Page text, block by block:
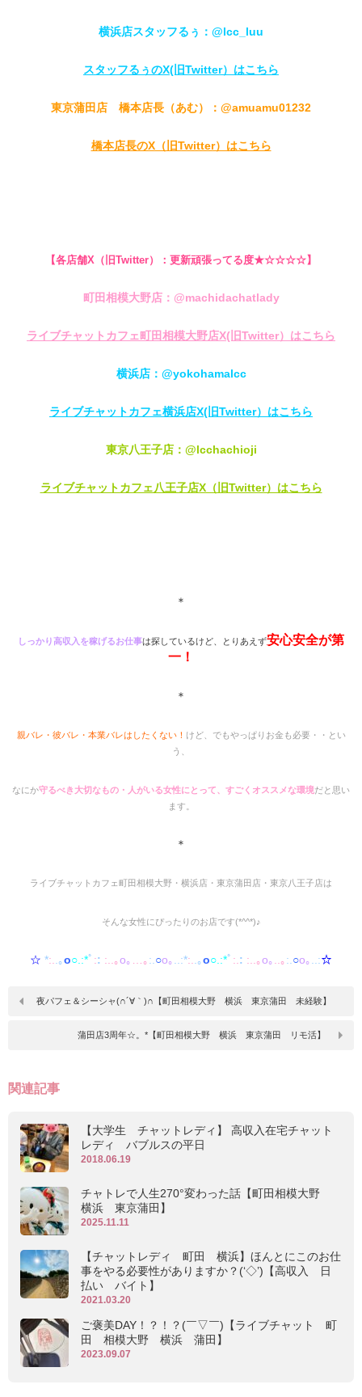
横浜店スタッフるぅ：@lcc_luu
スタッフるぅのX(旧Twitter）はこちら
東京蒲田店 橋本店長（あむ）：@amuamu01232
橋本店長のX（旧Twitter）はこちら
【各店舗X（旧Twitter）：更新頑張ってる度★☆☆☆☆】
町田相模大野店：@machidachatlady
ライブチャットカフェ町田相模大野店X(旧Twitter）はこちら
横浜店：@yokohamalcc
ライブチャットカフェ横浜店X(旧Twitter）はこちら
東京八王子店：@lcchachioji
ライブチャットカフェ八王子店X（旧Twitter）はこちら
＊
しっかり高収入を稼げるお仕事は探しているけど、とりあえず安心安全が第
一！
＊
親バレ・彼バレ・本業バレはしたくない！ けど、でもやっぱりお金も必要・・とい
う、
なにか守るべき大切なもの・人がいる女性にとって、すごくオススメな環境だと思い
ます。
＊
ライブチャットカフェ町田相模大野・横浜店・東京蒲田店・東京 八王子店は
そんな女性にぴったりのお店です(*^^*)♪
☆ *:. .｡o○.:*ﾟ :: :..｡o｡ …｡:. ○o｡ ..:*:. .｡o○.:*ﾟ :. : :..｡o｡ ..｡:. ○o｡ ..:☆
夜パフェ＆シーシャ(∩´∀｀)∩【町田相模大野 横浜 東京蒲田 未経験】
蒲田店3周年☆。*【町田相模大野 横浜 東京蒲田 リモ活】
関連記事
【大学生 チャットレディ】 高収入在宅チャット
レディ バブルスの平日
2018.06.19
チャトレで人生270°変わった話【町田相模大野
横浜 東京蒲田】
2025.11.11
【チャットレディ 町田 横浜】ほんとにこのお仕
事をやる必要性がありますか？(‘◇’)【高収入 日
払い バイト】
2021.03.20
ご褒美DAY！？！？(￣▽￣)【ライブチャット 町
田 相模大野 横浜 蒲田】
2023.09.07